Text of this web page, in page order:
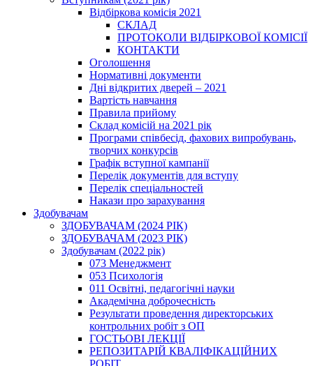
Відбіркова комісія 2021
СКЛАД
ПРОТОКОЛИ ВІДБІРКОВОЇ КОМІСІЇ
КОНТАКТИ
Оголошення
Нормативні документи
Дні відкритих дверей – 2021
Вартість навчання
Правила прийому
Склад комісій на 2021 рік
Програми співбесід, фахових випробувань,
творчих конкурсів
Графік вступної кампанії
Перелік документів для вступу
Перелік спеціальностей
Накази про зарахування
Здобувачам
ЗДОБУВАЧАМ (2024 РІК)
ЗДОБУВАЧАМ (2023 РІК)
Здобувачам (2022 рік)
073 Менеджмент
053 Психологія
011 Освітні, педагогічні науки
Академічна доброчесність
Результати проведення директорських
контрольних робіт з ОП
ГОСТЬОВІ ЛЕКЦІЇ
РЕПОЗИТАРІЙ КВАЛІФІКАЦІЙНИХ
РОБІТ